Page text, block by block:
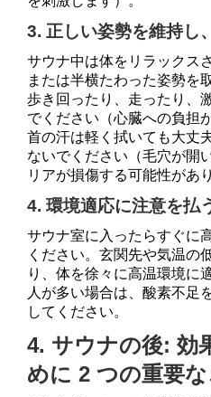
3. 正しい姿勢を維持し
サウナ中は体をリラックス
または半横たわった姿勢を
歩き回ったり、走ったり、
でください（心臓への負担
首の汗は軽く拭いても大丈
ないでください（毛穴が開
リアが損傷する可能性があ
4. 環境適応に注意を払
サウナ室に入ったらすぐに
ください。玄関先や気温の
り、体を徐々に高温環境に
人が多い場合は、酸素不足
してください。
4. サウナの後: 効
めに 2 つの重要